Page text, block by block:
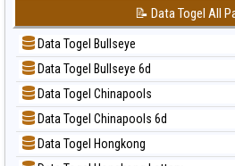
📊 Statistik Sydney Lottery
📊 Statistik Sydney Lottery 6d
📊 Statistik Sydney Lotto
📊 Statistik Sydney Pools 6d
📊 Statistik Taipei
📊 Statistik Taiwan
📝 Pola Dasar Korea
📝 Pola Dasar Kuda Lari
📝 Pola Dasar Magnum Cambodia
📝 Pola Dasar Nagoya
📝 Pola Dasar North Carolina Day
📝 Pola Dasar Pcso
📝 Data Togel All
Data Togel Bullseye
Data Togel Bullseye 6d
Data Togel Chinapools
Data Togel Chinapools 6d
Data Togel Hongkong